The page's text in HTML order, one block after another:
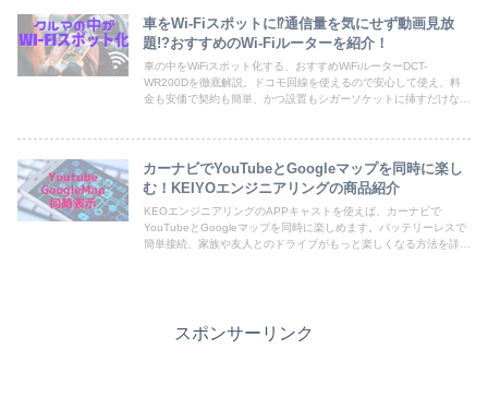
車をWi-Fiスポットに⁉通信量を気にせず動画見放
題!?おすすめのWi-Fiルーターを紹介！
車の中をWiFiスポット化する、おすすめWiFiルーターDCT-
WR200Dを徹底解説。ドコモ回線を使えるので安心して使え、料
金も安価で契約も簡単、かつ設置もシガーソケットに挿すだけなの
カーナビでYouTubeとGoogleマップを同時に楽し
む！KEIYOエンジニアリングの商品紹介
KEOエンジニアリングのAPPキャストを使えば、カーナビで
YouTubeとGoogleマップを同時に楽しめます。バッテリーレスで
簡単接続、家族や友人とのドライブがもっと楽しくなる方法を詳し
スポンサーリンク